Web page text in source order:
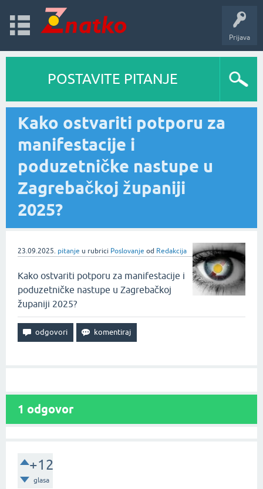
Prijava
POSTAVITE PITANJE
Kako ostvariti potporu za
manifestacije i
poduzetničke nastupe u
Zagrebačkoj županiji
2025?
23.09.2025. pitanje u rubrici Poslovanje od Redakcija
Kako ostvariti potporu za manifestacije i
poduzetničke nastupe u Zagrebačkoj
županiji 2025?
1 odgovor
+12
glasa